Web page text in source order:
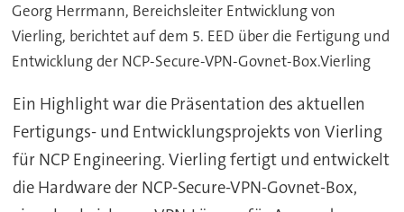
Georg Herrmann, Bereichsleiter Entwicklung von
Vierling, berichtet auf dem 5. EED über die Fertigung und
Entwicklung der NCP-Secure-VPN-Govnet-Box.Vierling
Ein Highlight war die Präsentation des aktuellen
Fertigungs- und Entwicklungsprojekts von Vierling
für NCP Engineering. Vierling fertigt und entwickelt
die Hardware der NCP-Secure-VPN-Govnet-Box,